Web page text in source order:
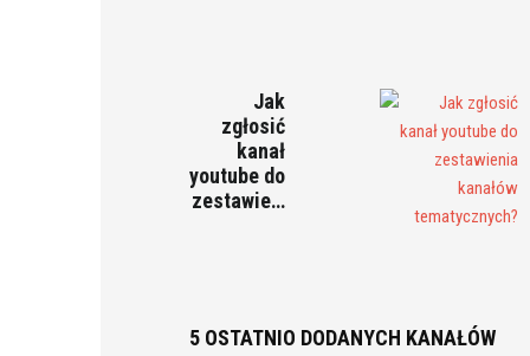
Jak
zgłosić
kanał
youtube do
zestawie…
5 OSTATNIO DODANYCH KANAŁÓW